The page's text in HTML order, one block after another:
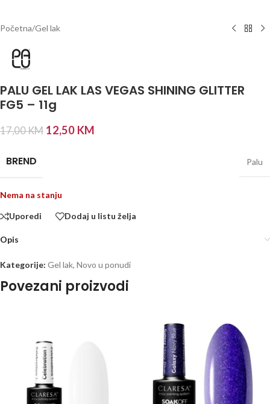
Početna/Gel lak
PALU GEL LAK LAS VEGAS SHINING GLITTER
FG5 – 11g
17,00KM 12,50 KM
BREND Palu
Nema na stanju
Uporedi Dodaj u listu želja
Opis
Kategorije: Gel lak, Novo u ponudi
Povezani proizvodi